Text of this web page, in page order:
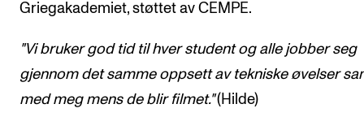
Nyheter og historier
Ledige stillinger
INFO
Griegakademiet, støttet av CEMPE.
"Vi bruker god tid til hver student og alle jobber seg
gjennom det samme oppsett av tekniske øvelser
med meg mens de blir filmet."(Hilde)